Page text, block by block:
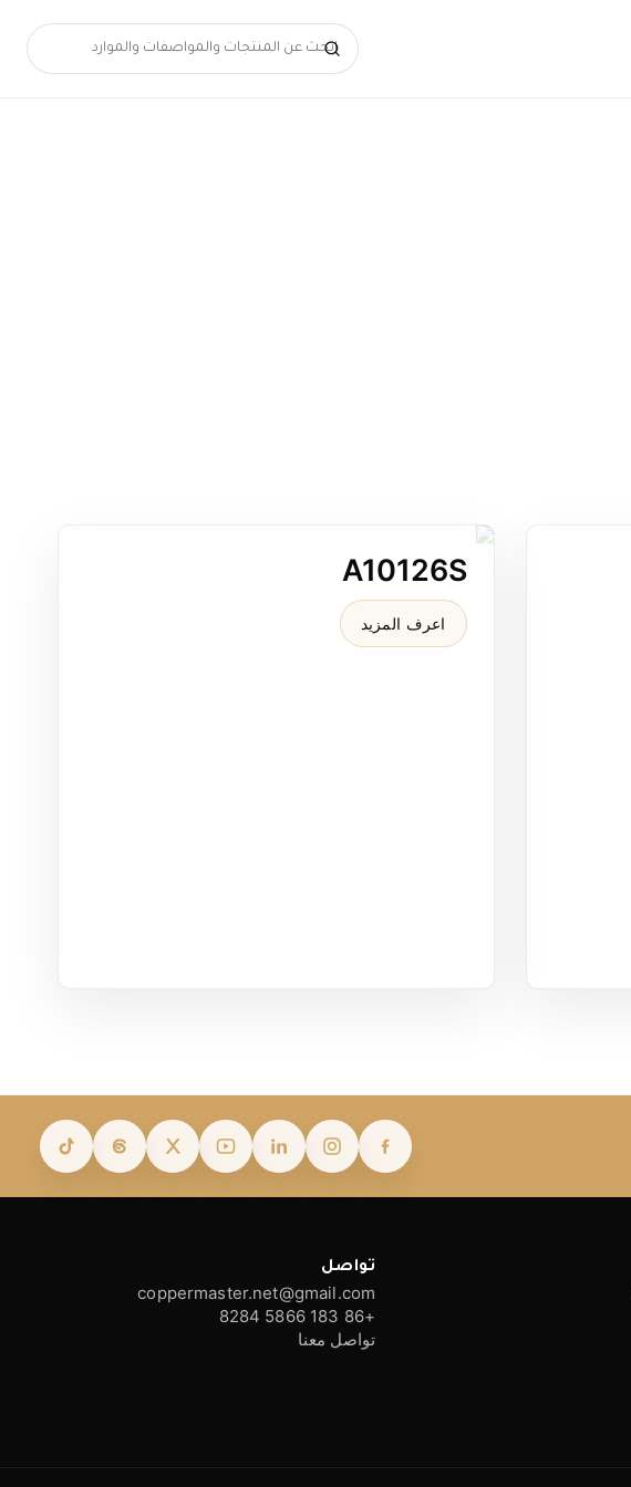
A10126S
A10126S مصرف أرضي خطي "3.15x8 من النحاس الأصفر بتشطيب ذهبي PVD لغرف الدش الزخرفية.
اعرف المزيد
تواصل
coppermaster.net@gmail.com
+86 183 5866 8284
تواصل معنا